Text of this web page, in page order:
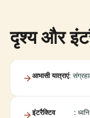
दृश्य और
आभासी यात्राएं:
इंटरैक्टिव
: